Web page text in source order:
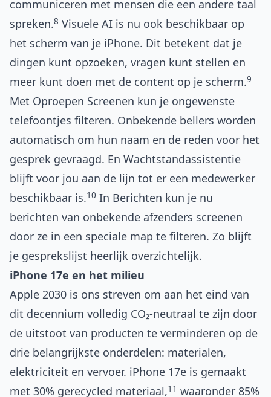
communiceren met mensen die een andere taal
spreken.8 Visuele AI is nu ook beschikbaar op
het scherm van je iPhone. Dit betekent dat je
dingen kunt opzoeken, vragen kunt stellen en
meer kunt doen met de content op je scherm.9
Met Oproepen Screenen kun je ongewenste
telefoontjes filteren. Onbekende bellers worden
automatisch om hun naam en de reden voor het
gesprek gevraagd. En Wachtstandassistentie
blijft voor jou aan de lijn tot er een medewerker
beschikbaar is.10 In Berichten kun je nu
berichten van onbekende afzenders screenen
door ze in een speciale map te filteren. Zo blijft
je gesprekslijst heerlijk overzichtelijk.
iPhone 17e en het milieu
Apple 2030 is ons streven om aan het eind van
dit decennium volledig CO₂-neutraal te zijn door
de uitstoot van producten te verminderen op de
drie belangrijkste onderdelen: materialen,
elektriciteit en vervoer. iPhone 17e is gemaakt
met 30% gerecycled materiaal,11 waaronder 85%